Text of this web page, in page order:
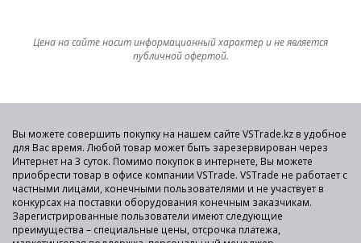
Цена на сайте носит информационный характер и не является
публичной офертой.
Вы можете совершить покупку на нашем сайте VSTrade.kz в удобное
для Вас время. Любой товар может быть зарезервирован через
Интернет на 3 суток. Помимо покупок в интернете, Вы можете
приобрести товар в офисе компании VSTrade. VSTrade не работает с
частными лицами, конечными пользователями и не участвует в
конкурсах на поставки оборудования конечным заказчикам.
Зарегистрированные пользователи имеют следующие
преимущества – специальные цены, отсрочка платежа,